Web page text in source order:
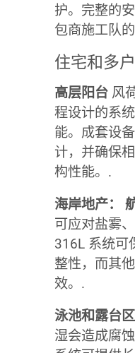
护。完整的
包商施工队
住宅和多
高层阳台风
程设计的系
能。成套设
计，并确保
构性能。.
海岸地产：
可应对盐雾
316L 系统可
整性，而其
效。.
泳池和露台区
湿会造成腐